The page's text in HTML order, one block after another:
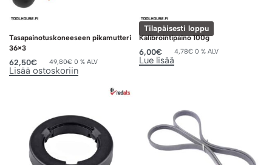
Tasapainotuskoneeseen pikamutteri
36×3
62,50€ 49,80€ 0 % ALV
Lisää ostoskoriin
Tilapäisesti loppu
Kalibrointipaino 100g
6,00€ 4,78€ 0 % ALV
Lue lisää